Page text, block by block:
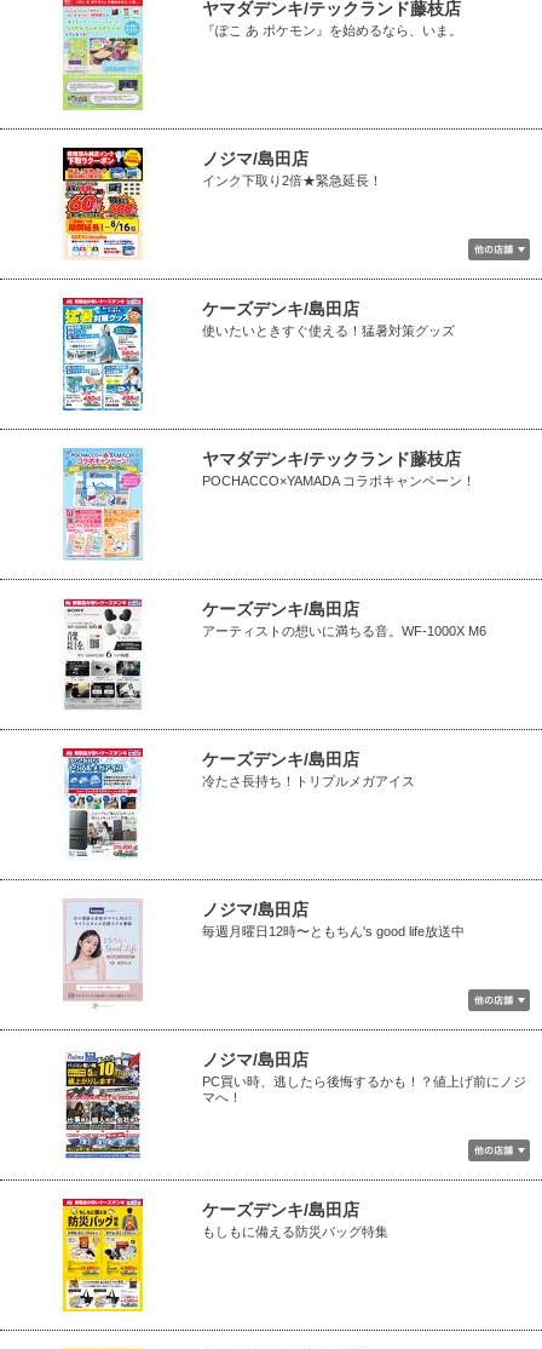
ヤマダデンキ/テックランド藤枝店
『ぽこ あ ポケモン』を始めるなら、いま。
ノジマ/島田店
インク下取り2倍★緊急延長！
ケーズデンキ/島田店
使いたいときすぐ使える！猛暑対策グッズ
ヤマダデンキ/テックランド藤枝店
POCHACCO×YAMADA コラボキャンペーン！
ケーズデンキ/島田店
アーティストの想いに満ちる音。WF-1000X M6
ケーズデンキ/島田店
冷たさ長持ち！トリプルメガアイス
ノジマ/島田店
毎週月曜日12時〜ともちん's good life放送中
ノジマ/島田店
PC買い時、逃したら後悔するかも！？値上げ前にノジ
マへ！
ケーズデンキ/島田店
もしもに備える防災バッグ特集